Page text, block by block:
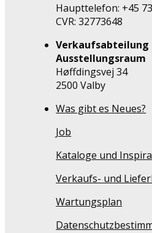
Haupttelefon: +45
CVR: 32773648
Verkaufsabteilung
Ausstellungsraum
Høffdingsvej 34
2500 Valby
Was gibt es Neues?
Job
Kataloge und
Verkaufs- und
Wartungsplan